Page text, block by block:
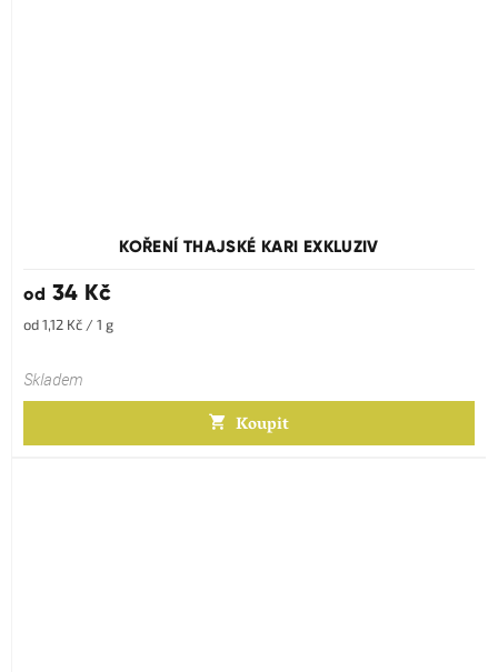
KOŘENÍ THAJSKÉ KARI EXKLUZIV
od 34 Kč
Měrná
od 1,12 Kč / 1 g
Skladem
Koupit